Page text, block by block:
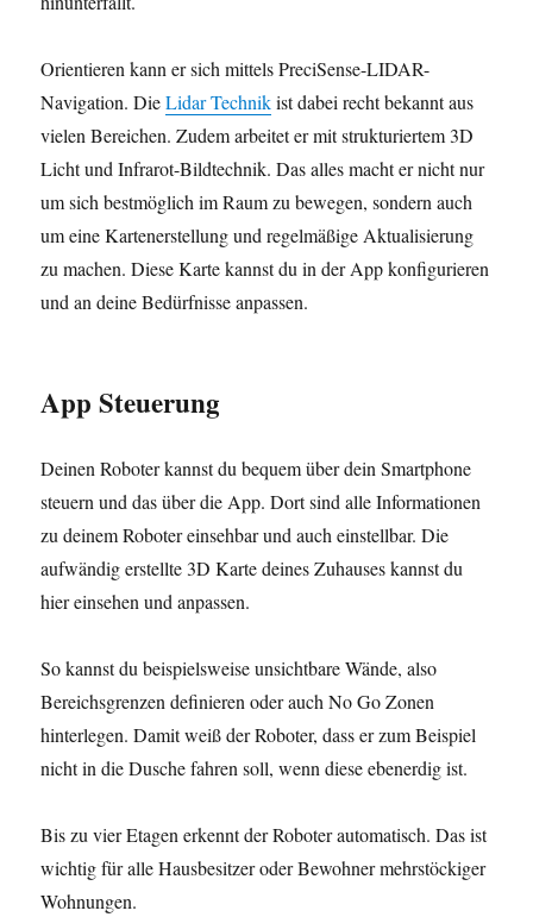
Orientieren kann er sich mittels PreciSense-LIDAR-
Navigation. DieLidar Technikist dabei recht bekannt aus
vielen Bereichen. Zudem arbeitet er mit strukturiertem 3D
Licht und Infrarot-Bildtechnik. Das alles macht er nicht nur
um sich bestmöglich im Raum zu bewegen, sondern auch
um eine Kartenerstellung und regelmäßige Aktualisierung
zu machen. Diese Karte kannst du in der App konfigurieren
und an deine Bedürfnisse anpassen.
App Steuerung
Deinen Roboter kannst du bequem über dein Smartphone
steuern und das über die App. Dort sind alle Informationen
zu deinem Roboter einsehbar und auch einstellbar. Die
aufwändig erstellte 3D Karte deines Zuhauses kannst du
hier einsehen und anpassen.
So kannst du beispielsweise unsichtbare Wände, also
Bereichsgrenzen definieren oder auch No Go Zonen
hinterlegen. Damit weiß der Roboter, dass er zum Beispiel
nicht in die Dusche fahren soll, wenn diese ebenerdig ist.
Bis zu vier Etagen erkennt der Roboter automatisch. Das ist
wichtig für alle Hausbesitzer oder Bewohner mehrstöckiger
Wohnungen.